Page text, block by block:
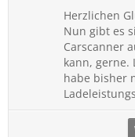
Herzlichen
Nun gibt es
Carscanner
kann, gerne.
habe bisher